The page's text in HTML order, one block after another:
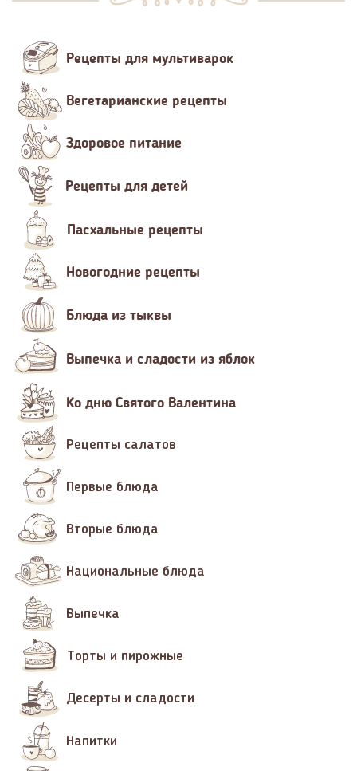
Рецепты для мультиварок
Вегетарианские рецепты
Здоровое питание
Рецепты для детей
Пасхальные рецепты
Новогодние рецепты
Блюда из тыквы
Выпечка и сладости из яблок
Ко дню Святого Валентина
Рецепты салатов
Первые блюда
Вторые блюда
Национальные блюда
Выпечка
Торты и пирожные
Десерты и сладости
Напитки